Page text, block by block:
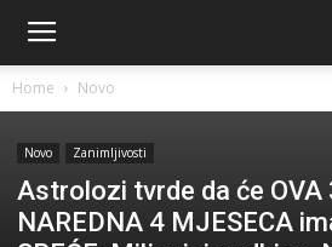
Home Novo
Novo Zanimljivosti
Astrolozi tvrde da će OVA
NAREDNA 4 MJESECA